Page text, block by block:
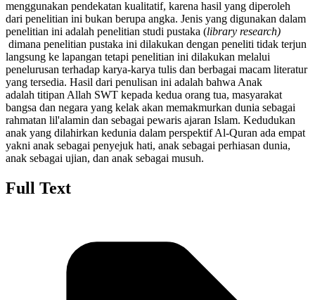
menggunakan pendekatan kualitatif, karena hasil yang diperoleh
dari penelitian ini bukan berupa angka. Jenis yang digunakan dalam
penelitian ini adalah penelitian studi pustaka (library research)
dimana penelitian pustaka ini dilakukan dengan peneliti tidak terjun
langsung ke lapangan tetapi penelitian ini dilakukan melalui
penelurusan terhadap karya-karya tulis dan berbagai macam literatur
yang tersedia. Hasil dari penulisan ini adalah bahwa Anak
adalah titipan Allah SWT kepada kedua orang tua, masyarakat
bangsa dan negara yang kelak akan memakmurkan dunia sebagai
rahmatan lil'alamin dan sebagai pewaris ajaran Islam. Kedudukan
anak yang dilahirkan kedunia dalam perspektif Al-Quran ada empat
yakni anak sebagai penyejuk hati, anak sebagai perhiasan dunia,
anak sebagai ujian, dan anak sebagai musuh.
Full Text